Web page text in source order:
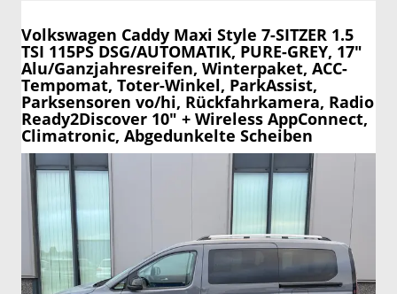
Volkswagen Caddy Maxi Style 7-SITZER 1.5
TSI 115PS DSG/AUTOMATIK, PURE-GREY, 17"
Alu/Ganzjahresreifen, Winterpaket, ACC-
Tempomat, Toter-Winkel, ParkAssist,
Parksensoren vo/hi, Rückfahrkamera, Radio
Ready2Discover 10" + Wireless AppConnect,
Climatronic, Abgedunkelte Scheiben